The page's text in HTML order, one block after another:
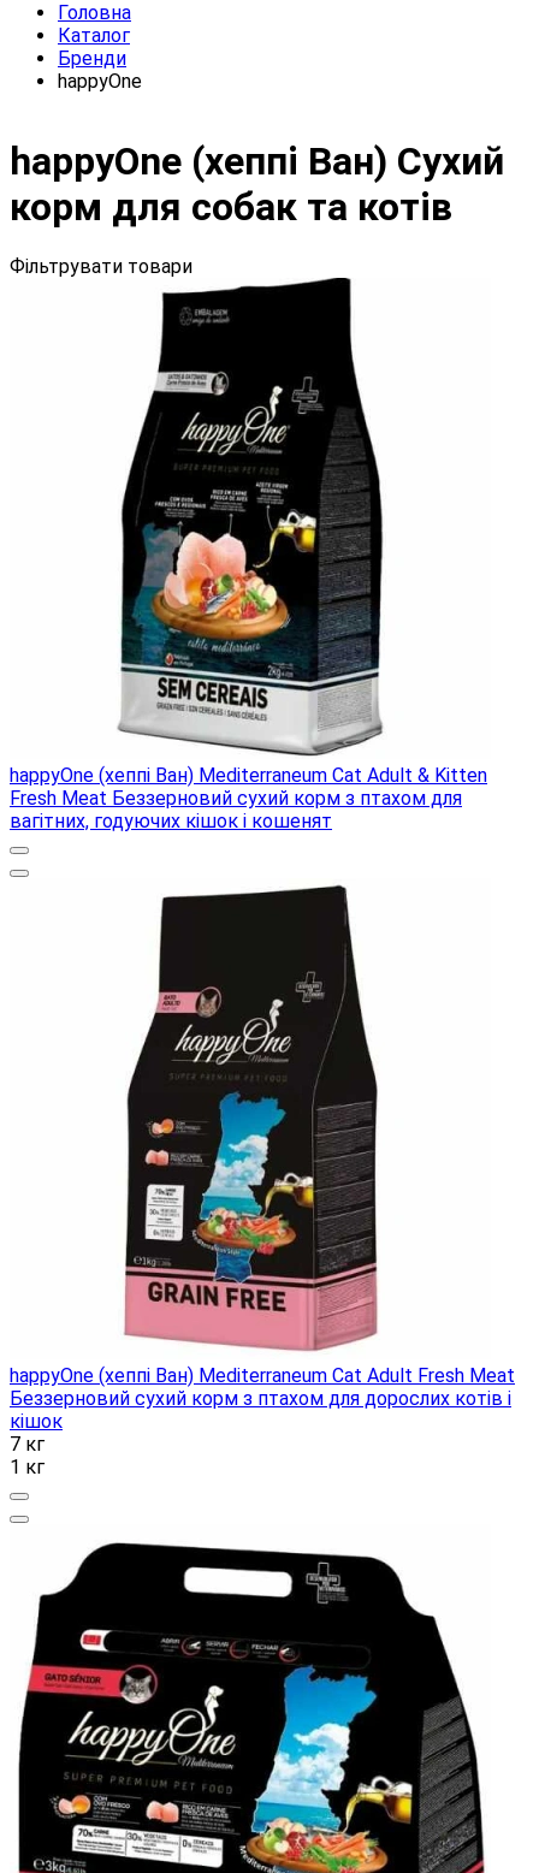
Головна
Каталог
Бренди
happyOne
happyOne (хеппі Ван) Сухий
корм для собак та котів
Фільтрувати товари
happyOne (хеппі Ван) Mediterraneum Cat Adult & Kitten
Fresh Meat Беззерновий сухий корм з птахом для
вагітних, годуючих кішок і кошенят
happyOne (хеппі Ван) Mediterraneum Cat Adult Fresh Meat
Беззерновий сухий корм з птахом для дорослих котів і
кішок
7 кг
1 кг